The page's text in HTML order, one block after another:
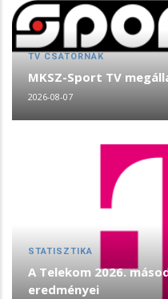
TV CSATORNÁK
MKSZ-Sport TV
2026-08-07
STATISZTIKA
A Telekom 2026.
eredményei